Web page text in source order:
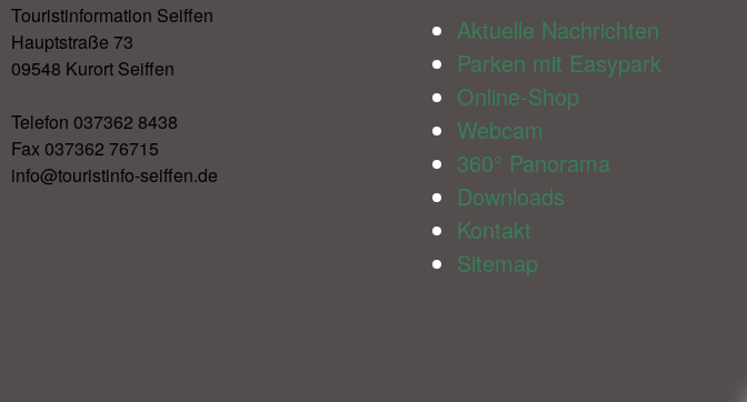
Touristinformation Seiffen
Hauptstraße 73
09548 Kurort Seiffen
Telefon 037362 8438
Fax 037362 76715
info@touristinfo-seiffen.de
Aktuelle Nachrichten
Parken mit Easypark
Online-Shop
Webcam
360° Panorama
Downloads
Kontakt
Sitemap